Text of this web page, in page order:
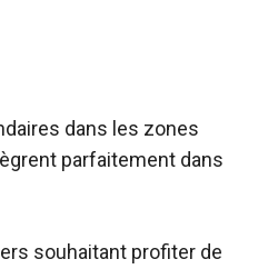
dans les zones
parfaitement dans
souhaitant profiter de